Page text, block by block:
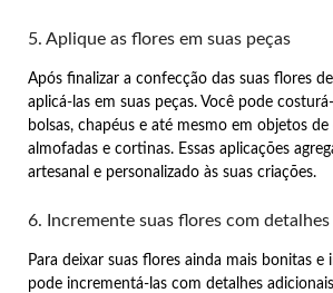
5. Aplique as flores em suas peças
Após finalizar a confecção das suas flores
aplicá-las em suas peças. Você pode
bolsas, chapéus e até mesmo em objetos
almofadas e cortinas. Essas aplicações
artesanal e personalizado às suas criações.
6. Incremente suas flores com detalhes
Para deixar suas flores ainda mais bonitas e
pode incrementá-las com detalhes